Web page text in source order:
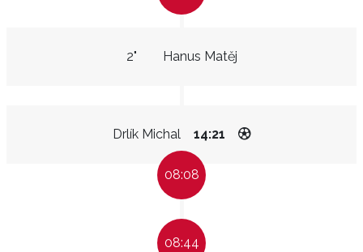
Hanus Matěj
2"
Drlík Michal 14:21
08:08
08:44